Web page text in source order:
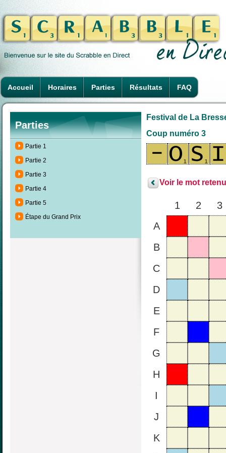
Accueil Horaires Parties Résultats FAQ
Parties
Partie 1
Partie 2
Partie 3
Partie 4
Partie 5
Étape du Grand Prix
Festival de La
Coup numéro 3
Voir le mot
1 2
3
A
B
C
D
E
F
G
H
I
J
K